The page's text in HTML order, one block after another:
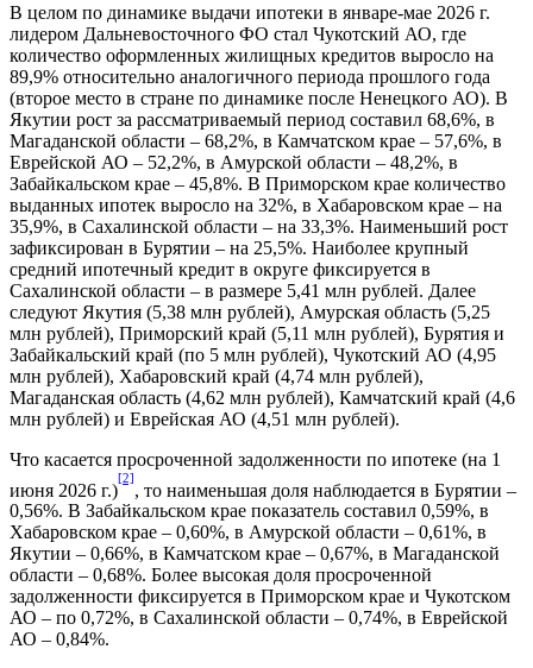
В целом по динамике выдачи ипотеки в январе-мае 2026 г.
лидером Дальневосточного ФО стал Чукотский АО, где
количество оформленных жилищных кредитов выросло на
89,9% относительно аналогичного периода прошлого года
(второе место в стране по динамике после Ненецкого АО). В
Якутии рост за рассматриваемый период составил 68,6%, в
Магаданской области – 68,2%, в Камчатском крае – 57,6%, в
Еврейской АО – 52,2%, в Амурской области – 48,2%, в
Забайкальском крае – 45,8%. В Приморском крае количество
выданных ипотек выросло на 32%, в Хабаровском крае – на
35,9%, в Сахалинской области – на 33,3%. Наименьший рост
зафиксирован в Бурятии – на 25,5%. Наиболее крупный
средний ипотечный кредит в округе фиксируется в
Сахалинской области – в размере 5,41 млн рублей. Далее
следуют Якутия (5,38 млн рублей), Амурская область (5,25
млн рублей), Приморский край (5,11 млн рублей), Бурятия и
Забайкальский край (по 5 млн рублей), Чукотский АО (4,95
млн рублей), Хабаровский край (4,74 млн рублей),
Магаданская область (4,62 млн рублей), Камчатский край (4,6
млн рублей) и Еврейская АО (4,51 млн рублей).
Что касается просроченной задолженности по ипотеке (на 1
июня 2026 г.)
[2]
, то наименьшая доля наблюдается в Бурятии –
0,56%. В Забайкальском крае показатель составил 0,59%, в
Хабаровском крае – 0,60%, в Амурской области – 0,61%, в
Якутии – 0,66%, в Камчатском крае – 0,67%, в Магаданской
области – 0,68%. Более высокая доля просроченной
задолженности фиксируется в Приморском крае и Чукотском
АО – по 0,72%, в Сахалинской области – 0,74%, в Еврейской
АО – 0,84%.